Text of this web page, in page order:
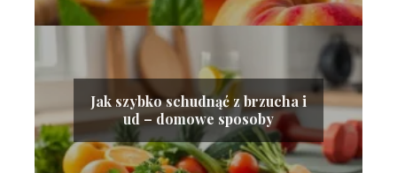
Jak szybko schudnąć z brzucha i
ud – domowe sposoby